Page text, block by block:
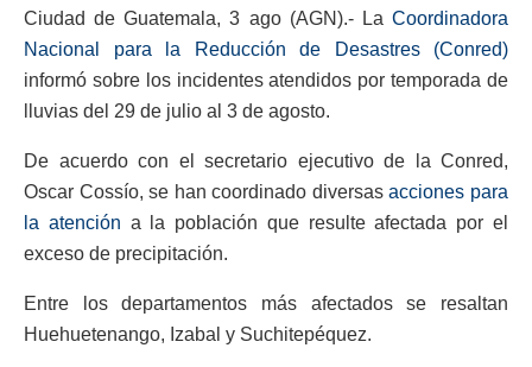
Ciudad de Guatemala, 3 ago (AGN).- La Coordinadora
Nacional para la Reducción de Desastres (Conred)
informó sobre los incidentes atendidos por temporada de
lluvias del 29 de julio al 3 de agosto.
De acuerdo con el secretario ejecutivo de la Conred,
Oscar Cossío, se han coordinado diversasacciones para
la atención a la población que resulte afectada por el
exceso de precipitación.
Entre los departamentos más afectados se resaltan
Huehuetenango, Izabal y Suchitepéquez.